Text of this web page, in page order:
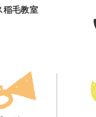
稲毛教室